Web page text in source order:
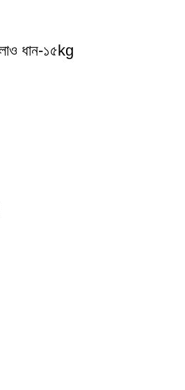
ধান-১৫kg